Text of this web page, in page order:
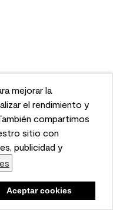
user experience
on our website.
use of our site
and analytics
Accept Cookies
mejorar la
el rendimiento y
compartimos
sitio con
publicidad y
Aceptar cookies
color
facing